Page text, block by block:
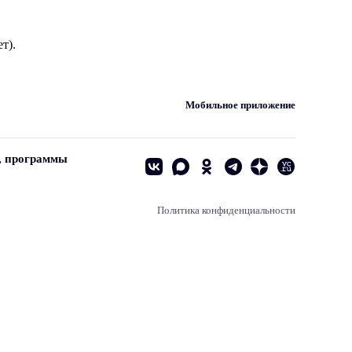
Мобильное приложение
программы
Политика конфиденциальности